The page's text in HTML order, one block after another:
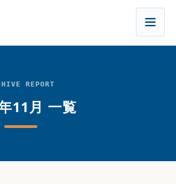
REPORT
11月 一覧